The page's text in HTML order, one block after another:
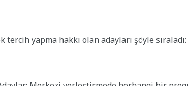
tercih yapma hakkı olan adayları şöyle sıraladı: